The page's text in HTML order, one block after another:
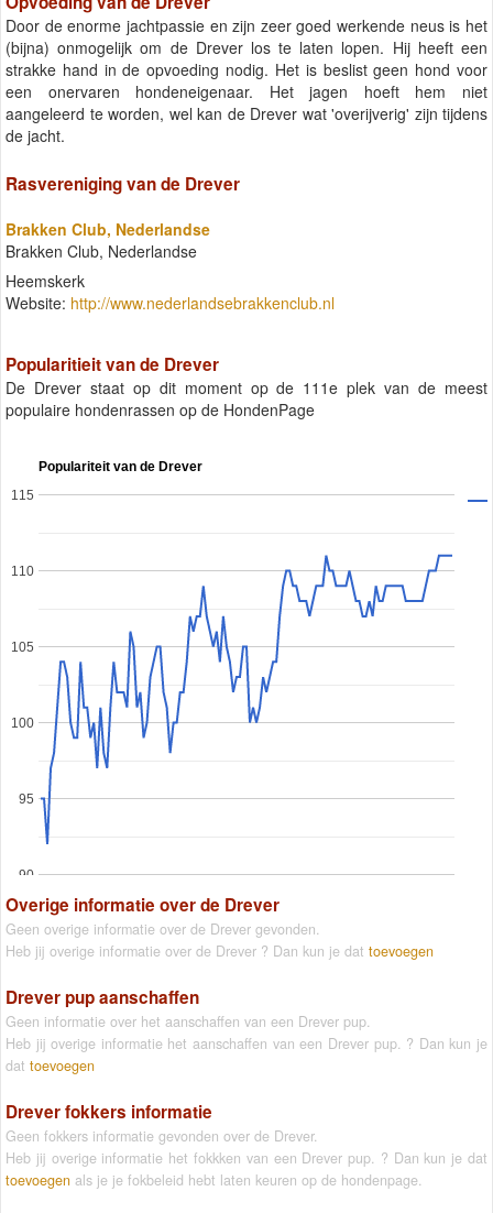
Door de enorme jachtpassie en zijn zeer goed werkende neus is het
(bijna) onmogelijk om de Drever los te laten lopen. Hij heeft een
strakke hand in de opvoeding nodig. Het is beslist geen hond voor
een onervaren hondeneigenaar. Het jagen hoeft hem niet
aangeleerd te worden, wel kan de Drever wat 'overijverig' zijn tijdens
de jacht.
Rasvereniging van de Drever
Brakken Club, Nederlandse
Brakken Club, Nederlandse
Heemskerk
Website: http://www.nederlandsebrakkenclub.nl
Popularitieit van de Drever
De Drever staat op dit moment op de 111e plek van de meest
populaire hondenrassen op de HondenPage
Populariteit van de Drever
90
95
100
105
110
115
Overige informatie over de Drever
Geen overige informatie over de Drever gevonden.
Heb jij overige informatie over de Drever ? Dan kun je dat toevoegen
Drever pup aanschaffen
Geen informatie over het aanschaffen van een Drever pup.
Heb jij overige informatie het aanschaffen van een Drever pup. ? Dan kun je
dat toevoegen
Drever fokkers informatie
Geen fokkers informatie gevonden over de Drever.
Heb jij overige informatie het fokkken van een Drever pup. ? Dan kun je dat
toevoegen als je je fokbeleid hebt laten keuren op de hondenpage.